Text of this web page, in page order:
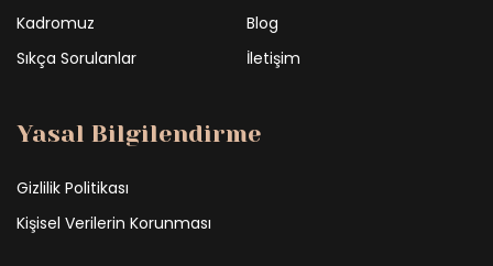
Kadromuz
Blog
Sıkça Sorulanlar
İletişim
Yasal Bilgilendirme
Gizlilik Politikası
Kişisel Verilerin Korunması